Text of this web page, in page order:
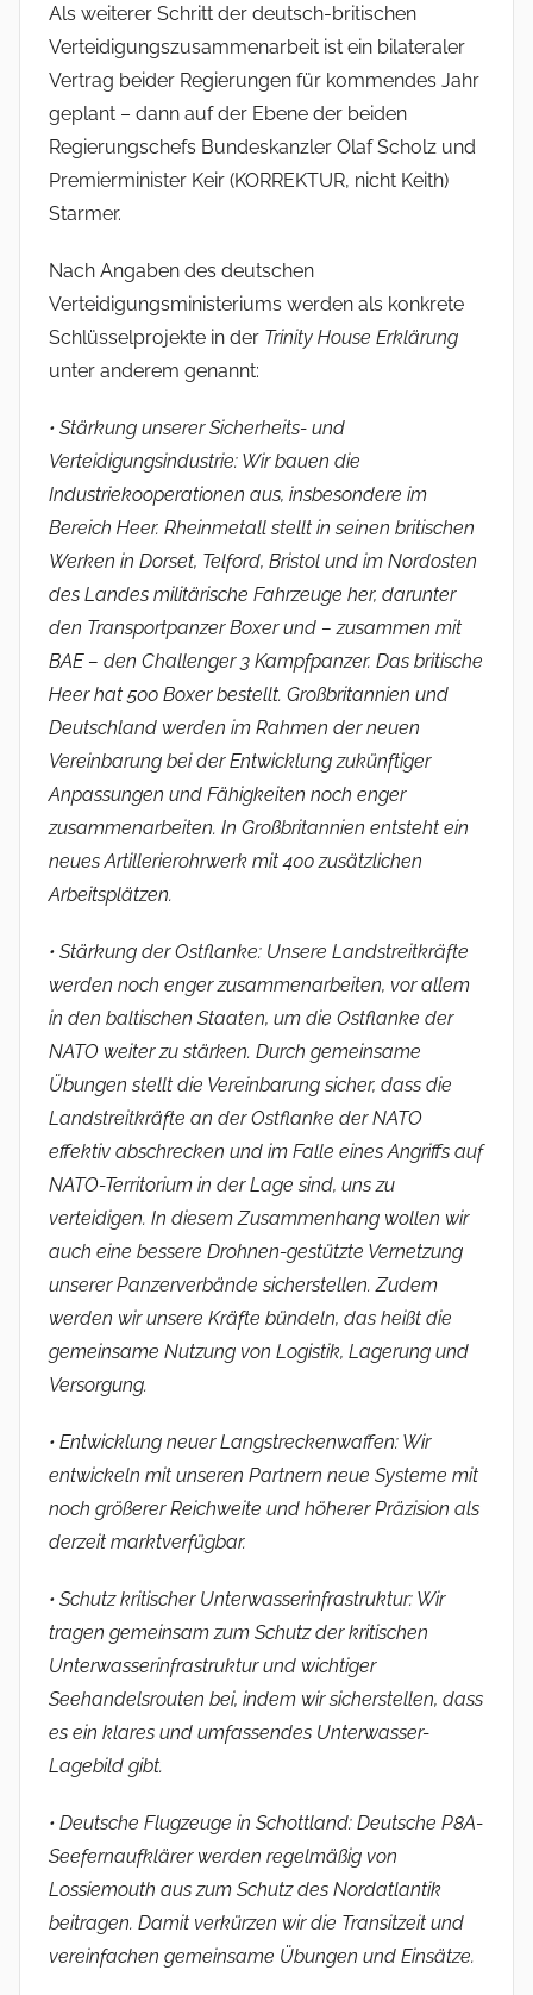
Als weiterer Schritt der deutsch-britischen
Verteidigungszusammenarbeit ist ein bilateraler
Vertrag beider Regierungen für kommendes Jahr
geplant – dann auf der Ebene der beiden
Regierungschefs Bundeskanzler Olaf Scholz und
Premierminister Keir (KORREKTUR, nicht Keith)
Starmer.
Nach Angaben des deutschen
Verteidigungsministeriums werden als konkrete
Schlüsselprojekte in der Trinity House Erklärung
unter anderem genannt:
• Stärkung unserer Sicherheits- und
Verteidigungsindustrie: Wir bauen die
Industriekooperationen aus, insbesondere im
Bereich Heer. Rheinmetall stellt in seinen britischen
Werken in Dorset, Telford, Bristol und im Nordosten
des Landes militärische Fahrzeuge her, darunter
den Transportpanzer Boxer und – zusammen mit
BAE – den Challenger 3 Kampfpanzer. Das britische
Heer hat 500 Boxer bestellt. Großbritannien und
Deutschland werden im Rahmen der neuen
Vereinbarung bei der Entwicklung zukünftiger
Anpassungen und Fähigkeiten noch enger
zusammenarbeiten. In Großbritannien entsteht ein
neues Artillerierohrwerk mit 400 zusätzlichen
Arbeitsplätzen.
• Stärkung der Ostflanke: Unsere Landstreitkräfte
werden noch enger zusammenarbeiten, vor allem
in den baltischen Staaten, um die Ostflanke der
NATO weiter zu stärken. Durch gemeinsame
Übungen stellt die Vereinbarung sicher, dass die
Landstreitkräfte an der Ostflanke der NATO
effektiv abschrecken und im Falle eines Angriffs auf
NATO-Territorium in der Lage sind, uns zu
verteidigen. In diesem Zusammenhang wollen wir
auch eine bessere Drohnen-gestützte Vernetzung
unserer Panzerverbände sicherstellen. Zudem
werden wir unsere Kräfte bündeln, das heißt die
gemeinsame Nutzung von Logistik, Lagerung und
Versorgung.
• Entwicklung neuer Langstreckenwaffen: Wir
entwickeln mit unseren Partnern neue Systeme mit
noch größerer Reichweite und höherer Präzision als
derzeit marktverfügbar.
• Schutz kritischer Unterwasserinfrastruktur: Wir
tragen gemeinsam zum Schutz der kritischen
Unterwasserinfrastruktur und wichtiger
Seehandelsrouten bei, indem wir sicherstellen, dass
es ein klares und umfassendes Unterwasser-
Lagebild gibt.
• Deutsche Flugzeuge in Schottland: Deutsche P8A-
Seefernaufklärer werden regelmäßig von
Lossiemouth aus zum Schutz des Nordatlantik
beitragen. Damit verkürzen wir die Transitzeit und
vereinfachen gemeinsame Übungen und Einsätze.